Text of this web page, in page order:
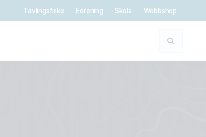
Tävlingsfiske Förening Skola Webbshop